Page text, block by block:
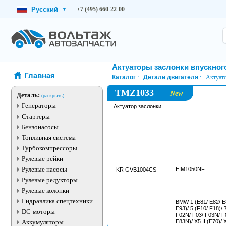
Русский ▾ +7 (495) 660-22-00
Главная
Деталь: (раскрыть)
Генераторы
Стартеры
Бензонасосы
Топливная система
Турбокомпрессоры
Рулевые рейки
Рулевые насосы
Рулевые редукторы
Рулевые колонки
Гидравлика спецтехники
DC-моторы
Аккумуляторы
Актуаторы заслонки
Каталог Детали двигателя
TMZ1033 New
Актуатор заслонки
KR GVB1004CS EIM1050NF
BMW 1 (E81/ E82/
E93)/ 5 (F10/ F18)/
F02N/ F03/ F03N/
E83N)/ X5 II (E70)/